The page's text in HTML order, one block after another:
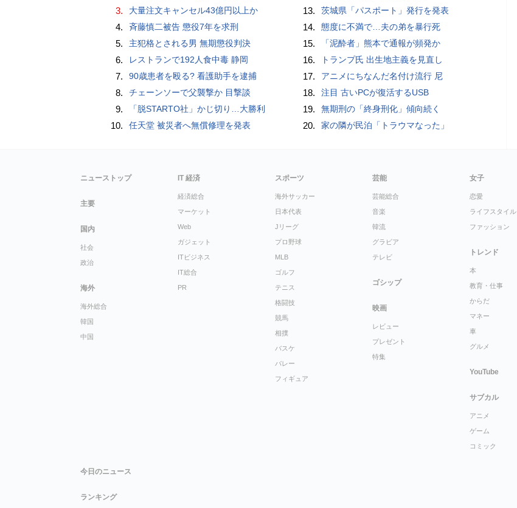
3. 大量注文キャンセル43億円以上か
4. 斉藤慎二被告 懲役7年を求刑
5. 主犯格とされる男 無期懲役判決
6. レストランで192人食中毒 静岡
7. 90歳患者を殴る? 看護助手を逮捕
8. チェーンソーで父襲撃か 目撃談
9. 「脱STARTO社」かじ切り…大勝利
10. 任天堂 被災者へ無償修理を発表
13. 茨城県「パスポート」発行を発表
14. 態度に不満で…夫の弟を暴行死
15. 「泥酔者」熊本で通報が頻発か
16. トランプ氏 出生地主義を見直し
17. アニメにちなんだ名付け流行 尼
18. 注目 古いPCが復活するUSB
19. 無期刑の「終身刑化」傾向続く
20. 家の隣が民泊「トラウマなった」
ニューストップ
主要
国内
社会
政治
海外
海外総合
韓国
中国
IT 経済
経済総合
マーケット
Web
ガジェット
ITビジネス
IT総合
PR
スポーツ
海外サッカー
日本代表
Jリーグ
プロ野球
MLB
ゴルフ
テニス
格闘技
競馬
相撲
バスケ
バレー
フィギュア
芸能
芸能総合
音楽
韓流
グラビア
テレビ
ゴシップ
映画
レビュー
プレゼント
特集
女子
恋愛
ライフスタイル
ファッション
トレンド
本
教育・仕事
からだ
マネー
車
グルメ
YouTube
サブカル
アニメ
ゲーム
コミック
今日のニュース
ランキング